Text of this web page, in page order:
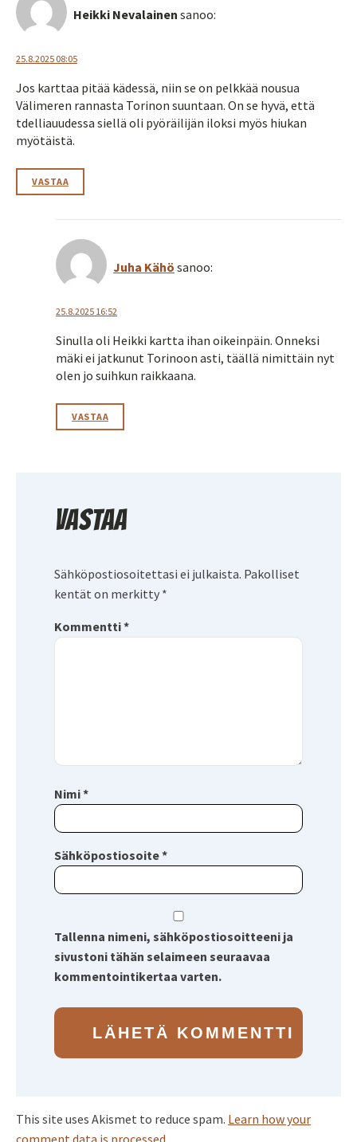
Heikki Nevalainen sanoo:
25.8.2025 08:05
Jos karttaa pitää kädessä, niin se on pelkkää nousua
Välimeren rannasta Torinon suuntaan. On se hyvä, että
tdelliauudessa siellä oli pyöräilijän iloksi myös hiukan
myötäistä.
VASTAA
Juha Kähö sanoo:
25.8.2025 16:52
Sinulla oli Heikki kartta ihan oikeinpäin. Onneksi
mäki ei jatkunut Torinoon asti, täällä nimittäin nyt
olen jo suihkun raikkaana.
VASTAA
Vastaa
Sähköpostiosoitettasi ei julkaista. Pakolliset
kentät on merkitty *
Kommentti*
Nimi*
Sähköpostiosoite*
Tallenna nimeni, sähköpostiosoitteeni ja
sivustoni tähän selaimeen seuraavaa
kommentointikertaa varten.
This site uses Akismet to reduce spam. Learn how your
comment data is processed.